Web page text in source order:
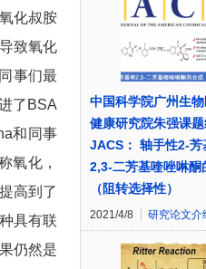
化叔胺
致氧化
事们最
了BSA
和同事
氧化，
高到了
具有联
仍然是
中国科学院广州生
健康研究院朱强课题
JACS： 轴手性2-芳
2,3-二芳基喹唑啉酮
（阻转选择性）
2021/4/8 研究论文介